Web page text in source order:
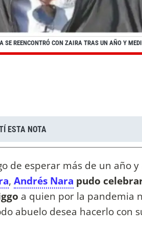
SE REENCONTRÓ CON ZAIRA TRAS UN AÑO Y
ESTA NOTA
de esperar más de un año
, Andrés Nara pudo
a quien por la pandemia
abuelo desea hacerlo con